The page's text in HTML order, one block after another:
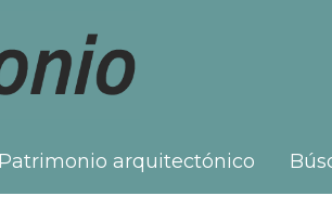
Dropdown
Patrimonio arquitectónico